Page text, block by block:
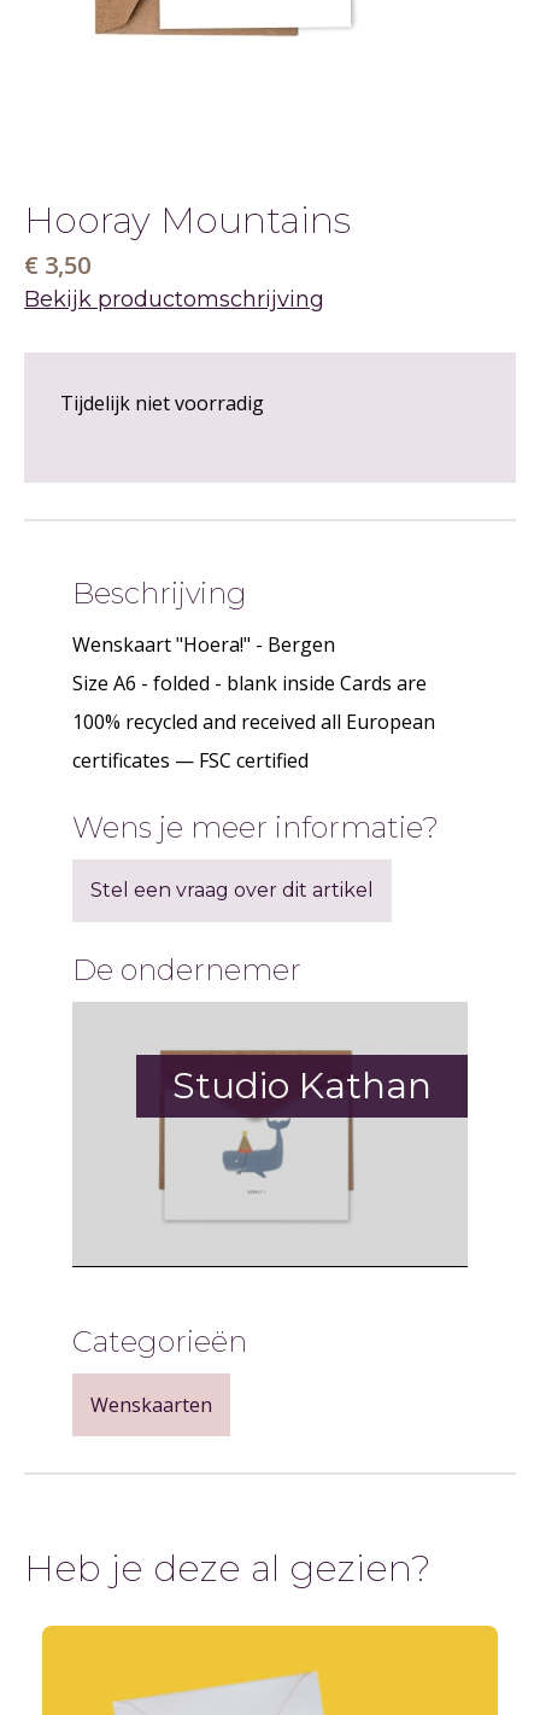
Hooray Mountains
€ 3,50
Bekijk productomschrijving
Tijdelijk niet voorradig
Beschrijving
Wenskaart "Hoera!" - Bergen
Size A6 - folded - blank inside Cards are
100% recycled and received all European
certificates — FSC certified
Wens je meer informatie?
Stel een vraag over dit artikel
De ondernemer
Studio Kathan
Categorieën
Wenskaarten
Heb je deze al gezien?